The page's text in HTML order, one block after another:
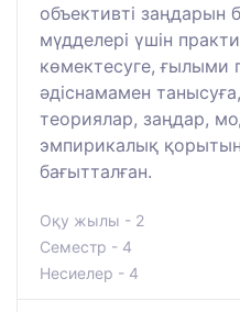
объективті заңдарын
мүдделері үшін
көмектесуге, ғылыми
әдіснамамен танысуға,
теориялар, заңдар,
эмпирикалық
бағытталған.
Оқу жылы - 2
Семестр - 4
Несиелер - 4